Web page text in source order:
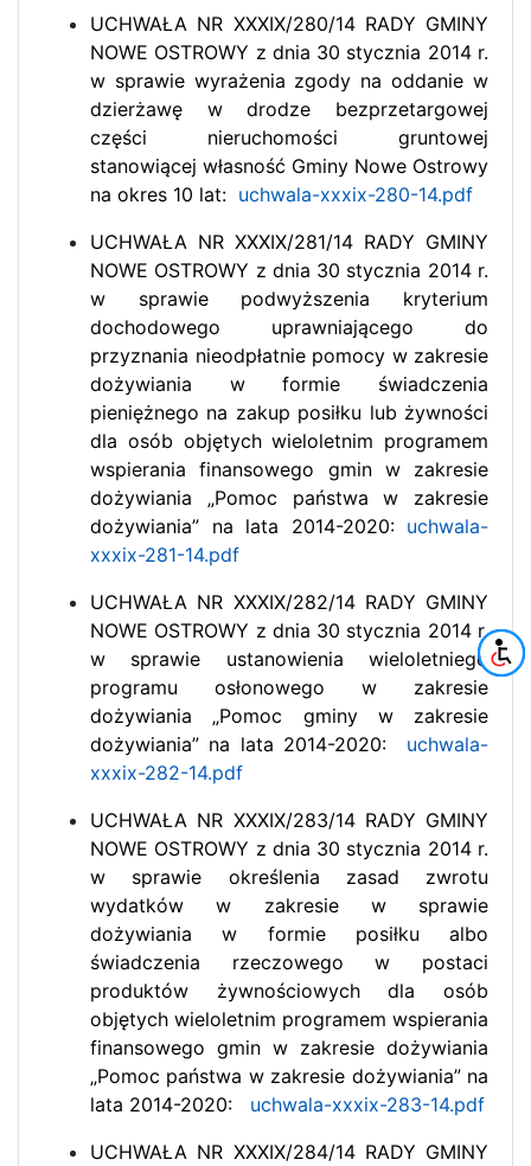
UCHWAŁA NR XXXIX/280/14 RADY GMINY
NOWE OSTROWY z dnia 30 stycznia 2014 r.
w sprawie wyrażenia zgody na oddanie w
dzierżawę w drodze bezprzetargowej
części nieruchomości gruntowej
stanowiącej własność Gminy Nowe Ostrowy
na okres 10 lat: uchwala-xxxix-280-14.pdf
UCHWAŁA NR XXXIX/281/14 RADY GMINY
NOWE OSTROWY z dnia 30 stycznia 2014 r.
w sprawie podwyższenia kryterium
dochodowego uprawniającego do
przyznania nieodpłatnie pomocy w zakresie
dożywiania w formie świadczenia
pieniężnego na zakup posiłku lub żywności
dla osób objętych wieloletnim programem
wspierania finansowego gmin w zakresie
dożywiania „Pomoc państwa w zakresie
dożywiania” na lata 2014-2020: uchwala-
xxxix-281-14.pdf
UCHWAŁA NR XXXIX/282/14 RADY GMINY
NOWE OSTROWY z dnia 30 stycznia 2014 r.
w sprawie ustanowienia wieloletniego
programu osłonowego w zakresie
dożywiania „Pomoc gminy w zakresie
dożywiania” na lata 2014-2020:
uchwala-
xxxix-282-14.pdf
UCHWAŁA NR XXXIX/283/14 RADY GMINY
NOWE OSTROWY z dnia 30 stycznia 2014 r.
w sprawie określenia zasad zwrotu
wydatków w zakresie w sprawie
dożywiania w formie posiłku albo
świadczenia rzeczowego w postaci
produktów żywnościowych dla osób
objętych wieloletnim programem wspierania
finansowego gmin w zakresie dożywiania
„Pomoc państwa w zakresie dożywiania” na
lata 2014-2020:
uchwala-xxxix-283-14.pdf
UCHWAŁA NR XXXIX/284/14 RADY GMINY